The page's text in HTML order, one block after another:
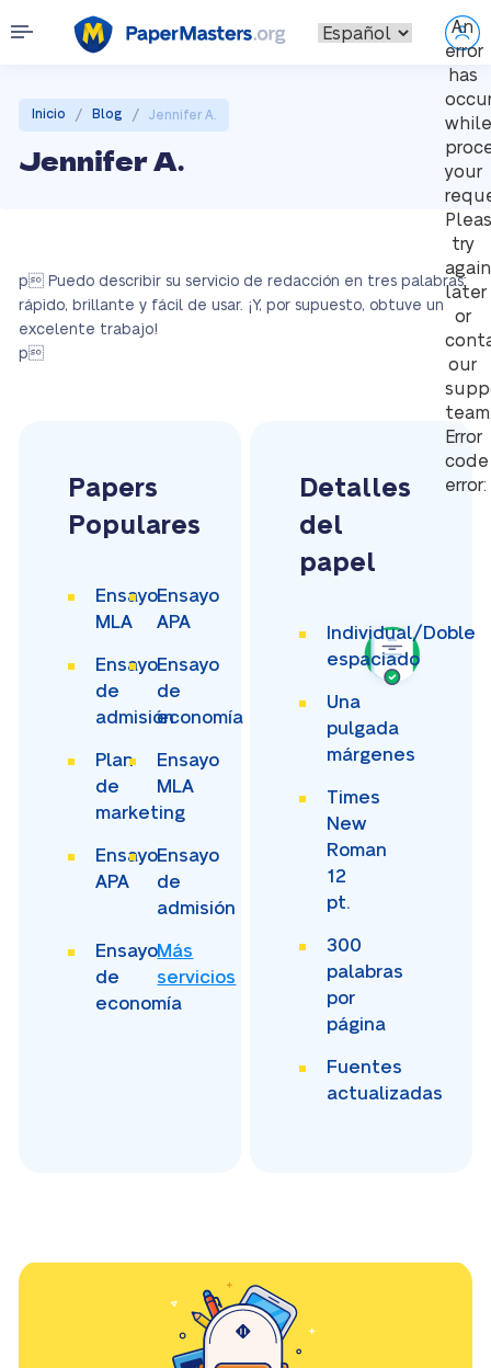
An
error
has
while
your
try
again
later
or
our
Error
code
error:
Inicio / Blog / Jennifer A.
Jennifer A.
p Puedo describir su servicio de redacción en tres palabras:
rápido, brillante y fácil de usar. ¡Y, por supuesto, obtuve un
excelente trabajo!
p
Papers
Populares
Ensayo
MLA
Ensayo
APA
Ensayo
de
admisión
Ensayo
de
economía
Plan
de
marketing
Ensayo
MLA
Ensayo
APA
Ensayo
de
admisión
Ensayo
de
economía
Más
servicios
Detalles
del
papel
Individual/Doble
espaciado
Una
pulgada
márgenes
Times
New
Roman
12
pt.
300
palabras
por
página
Fuentes
actualizadas